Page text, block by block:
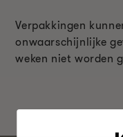
Verpakkingen
onwaarschijnlijke
weken niet worden